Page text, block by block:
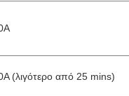
(λιγότερο από 25 mins)